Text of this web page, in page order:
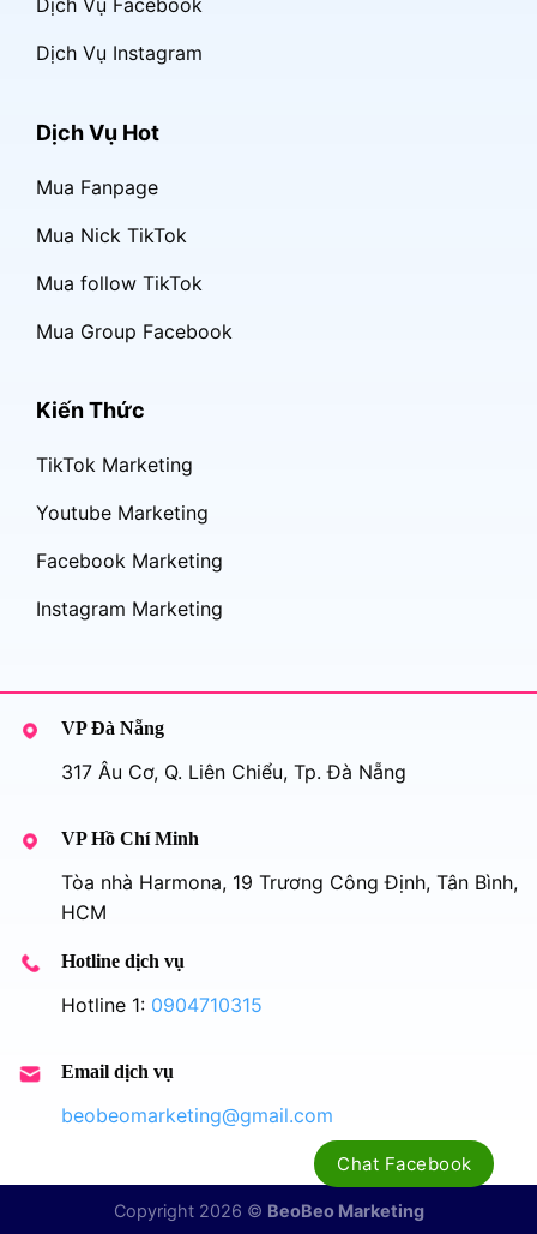
Dịch Vụ Facebook
Dịch Vụ Instagram
Dịch Vụ Hot
Mua Fanpage
Mua Nick TikTok
Mua follow TikTok
Mua Group Facebook
Kiến Thức
TikTok Marketing
Youtube Marketing
Facebook Marketing
Instagram Marketing
VP Đà Nẵng
317 Âu Cơ, Q. Liên Chiểu, Tp. Đà Nẵng
VP Hồ Chí Minh
Tòa nhà Harmona, 19 Trương Công Định, Tân Bình,
HCM
Hotline dịch vụ
Hotline 1: 0904710315
Email dịch vụ
beobeomarketing@gmail.com
Copyright 2026 © BeoBeo Marketing
Chat Facebook